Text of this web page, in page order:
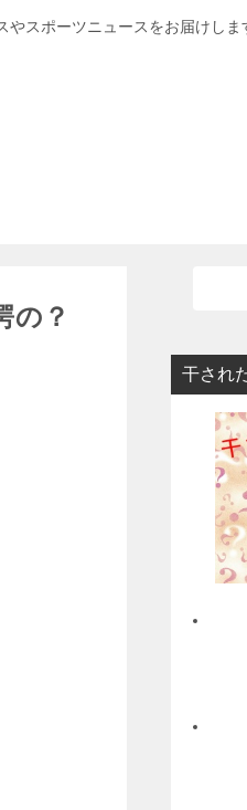
やスポーツニュースをお届けしま
の？
干され